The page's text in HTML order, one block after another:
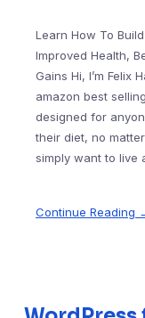
Learn How To
Improved Health,
Gains Hi, I’m Felix
amazon best
designed for
their diet, no
simply want to live
Continue Reading